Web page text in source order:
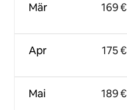
Mär
Apr
Mai
169 €
175 €
189 €